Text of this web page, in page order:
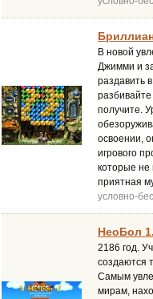
В новой
Джимми и
раздавить
получите.
освоении,
игрового
которые не
приятная
условно-
НеоБол
2186 год.
создаются
Самым
мирам,